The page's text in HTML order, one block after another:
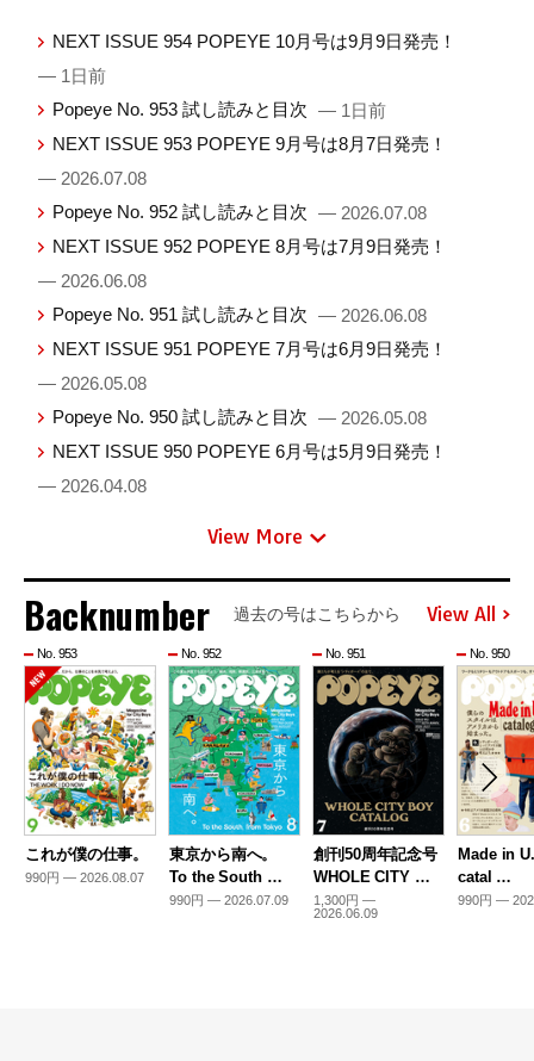
NEXT ISSUE 954 POPEYE 10月号は9月9日発売！
— 1日前
Popeye No. 953 試し読みと目次 — 1日前
NEXT ISSUE 953 POPEYE 9月号は8月7日発売！
— 2026.07.08
Popeye No. 952 試し読みと目次 — 2026.07.08
NEXT ISSUE 952 POPEYE 8月号は7月9日発売！
— 2026.06.08
Popeye No. 951 試し読みと目次 — 2026.06.08
NEXT ISSUE 951 POPEYE 7月号は6月9日発売！
— 2026.05.08
Popeye No. 950 試し読みと目次 — 2026.05.08
NEXT ISSUE 950 POPEYE 6月号は5月9日発売！
— 2026.04.08
View More
Backnumber 過去の号はこちらから View All
No. 953
これが僕の仕事。
990円 — 2026.08.07
No. 952
東京から南へ。
To the South …
990円 — 2026.07.09
No. 951
創刊50周年記念号
WHOLE CITY …
1,300円 —
2026.06.09
No. 950
Made in
catal …
990円 —